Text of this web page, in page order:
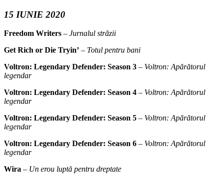
15 IUNIE 2020
Freedom Writers – Jurnalul străzii
Get Rich or Die Tryin’ – Totul pentru bani
Voltron: Legendary Defender: Season 3 – Voltron: Apărătorul
legendar
Voltron: Legendary Defender: Season 4 – Voltron: Apărătorul
legendar
Voltron: Legendary Defender: Season 5 – Voltron: Apărătorul
legendar
Voltron: Legendary Defender: Season 6 – Voltron: Apărătorul
legendar
Wira – Un erou luptă pentru dreptate